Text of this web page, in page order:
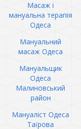
Масаж і
мануальна терапія
Одеса
Мануальний
масаж Одеса
Мануальщик
Одеса
Малиновський
район
Мануаліст Одеса
Таїрова